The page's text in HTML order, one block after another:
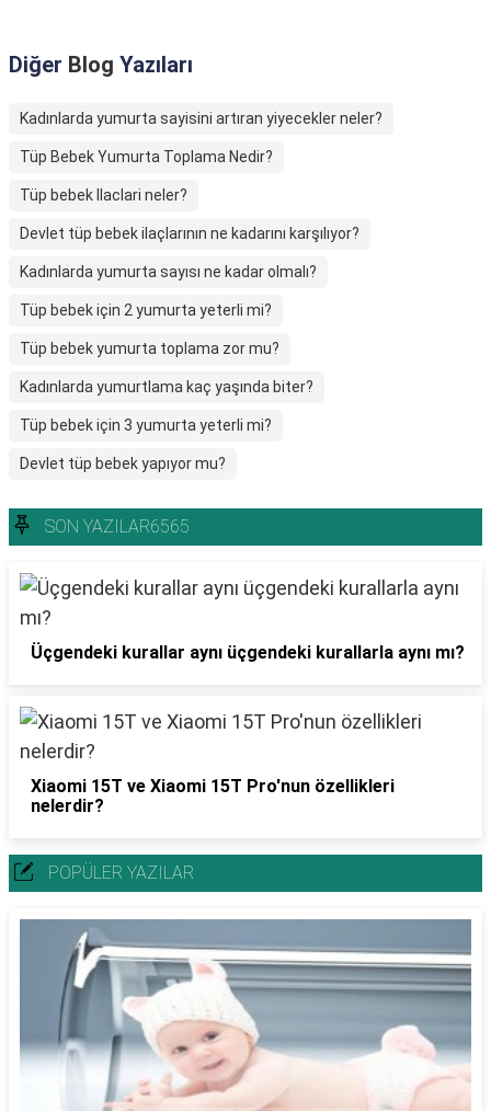
Diğer Blog Yazıları
Kadınlarda yumurta sayisini artıran yiyecekler neler?
Tüp Bebek Yumurta Toplama Nedir?
Tüp bebek Ilaclari neler?
Devlet tüp bebek ilaçlarının ne kadarını karşılıyor?
Kadınlarda yumurta sayısı ne kadar olmalı?
Tüp bebek için 2 yumurta yeterli mi?
Tüp bebek yumurta toplama zor mu?
Kadınlarda yumurtlama kaç yaşında biter?
Tüp bebek için 3 yumurta yeterli mi?
Devlet tüp bebek yapıyor mu?
SON YAZILAR6565
Üçgendeki kurallar aynı üçgendeki kurallarla aynı mı?
Xiaomi 15T ve Xiaomi 15T Pro'nun özellikleri
nelerdir?
POPÜLER YAZILAR